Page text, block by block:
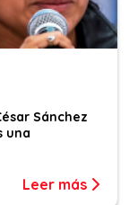
Sánchez
una
Leer más